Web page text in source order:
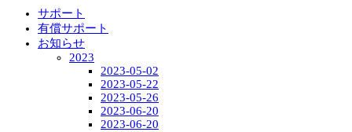
サポート
有償サポート
お知らせ
2023
2023-05-02
2023-05-22
2023-05-26
2023-06-20
2023-06-20